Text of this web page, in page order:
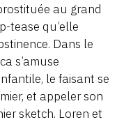
au grand
tease qu’elle
Dans le
s’amuse
le faisant se
et appeler son
sketch. Loren et